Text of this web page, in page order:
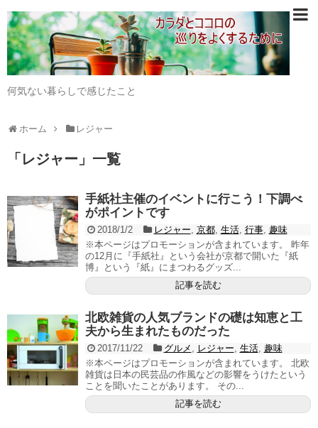
何気ない暮らしで感じたこと
ホーム レジャー
「 レジャー 」 一覧
手紙社主催のイベントに行こう！下調べ
がポイントです
2018/1/2 レジャー 京都, 生活, 行事, 趣味
※本ページはプロモーションが含まれています。 昨年
の12月に『手紙社』という会社が京都で開いた『紙
博』という『紙』にまつわるグッズ...
記事を読む
北欧雑貨の人気ブランドの礎は知恵と工
夫から生まれたものだった
2017/11/22 グルメ レジャー 生活, 趣味
※本ページはプロモーションが含まれています。 北欧
雑貨は日本の民芸品の作風などの影響をうけたという
ことを聞いたことがあります。 その...
記事を読む